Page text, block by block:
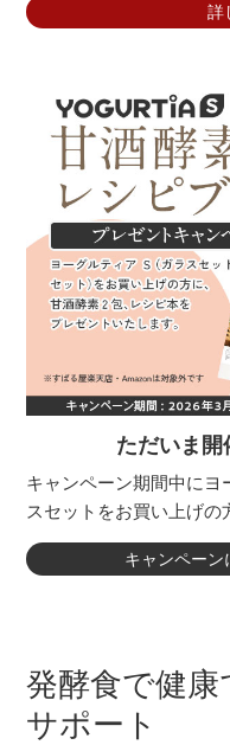
詳
ただいま開
キャンペーン期間中にヨ
スセットをお買い上げの
キャンペーン
発酵食で健
サポート